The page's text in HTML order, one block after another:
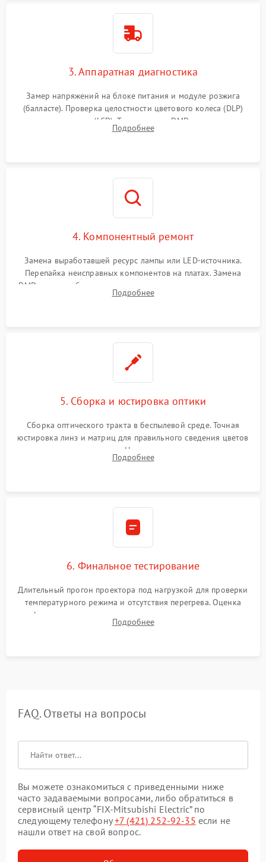
3. Аппаратная диагностика
Замер напряжений на блоке питания и модуле розжига
(балласте). Проверка целостности цветового колеса (DLP)
или поляризаторов (LCD). Тестирование DMD-чипа, датчиков
температуры и оптопар с помощью мультиметра и
Подробнее
4. Компонентный ремонт
Замена выработавшей ресурс лампы или LED-источника.
Перепайка неисправных компонентов на платах. Замена
DMD-чипа при битых пикселях, установка нового цветового
колеса или восстановление сгоревших поляризационных
Подробнее
5. Сборка и юстировка оптики
Сборка оптического тракта в беспылевой среде. Точная
юстировка линз и матриц для правильного сведения цветов
и устранения размытия. Надежное подключение всех
шлейфов, установка датчиков и закрытие корпуса
Подробнее
6. Финальное тестирование
Длительный прогон проектора под нагрузкой для проверки
температурного режима и отсутствия перегрева. Оценка
фокуса, контрастности и цветопередачи на тестовых
таблицах. Проверка работы всех видеовходов и кнопок
Подробнее
FAQ. Ответы на вопросы
Вы можете ознакомиться с приведенными ниже
часто задаваемыми вопросами, либо обратиться в
сервисный центр “FIX-Mitsubishi Electric” по
следующему телефону+7 (421) 252-92-35 если не
нашли ответ на свой вопрос.